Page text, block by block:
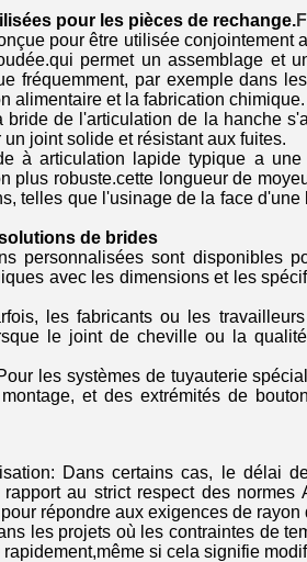
pour les pièces de rechange.
pour être utilisée conjointement
permet un assemblage et
fréquemment, par exemple dans
alimentaire et la fabrication chimique.
bride de l'articulation de la hanche
joint solide et résistant aux fuites.
à articulation lapide typique a
plus robuste.cette longueur de
telles que l'usinage de la face
de brides
personnalisées sont disponibles
avec les dimensions et les
les fabricants ou les
le joint de cheville ou la
les systèmes de tuyauterie
et des extrémités de
Dans certains cas, le délai
au strict respect des normes
répondre aux exigences de
les projets où les contraintes de
si cela signifie